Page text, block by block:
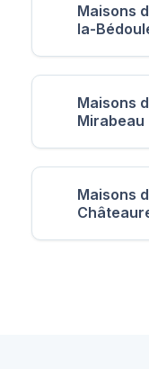
Maisons
la-
Maisons
Mirabeau
Maisons